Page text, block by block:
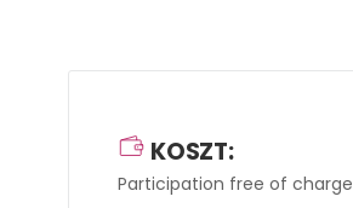
KOSZT:
Participation free of charge